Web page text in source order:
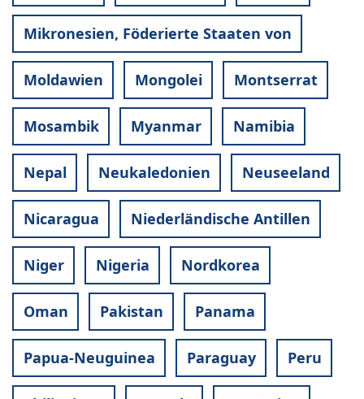
Mikronesien, Föderierte Staaten von
Moldawien Mongolei Montserrat
Mosambik Myanmar Namibia
Nepal Neukaledonien Neuseeland
Nicaragua Niederländische Antillen
Niger Nigeria Nordkorea
Oman Pakistan Panama
Papua-Neuguinea Paraguay Peru